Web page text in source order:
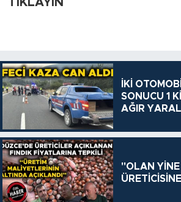
İKİ
SONUCU 1
AĞIR
"OLAN YİNE